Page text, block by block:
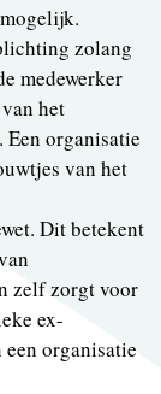
zolang
medewerker
het
organisatie
van het
Dit betekent
zelf zorgt voor
ex-
organisatie